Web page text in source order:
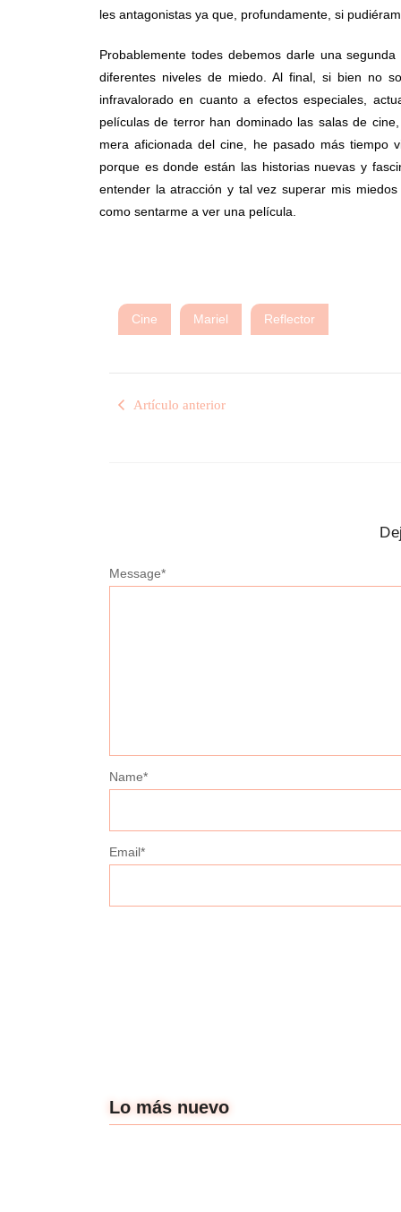
les antagonistas ya que, profundamente, si
Probablemente todes debemos darle una
diferentes niveles de miedo. Al final, si bien no
infravalorado en cuanto a efectos especiales,
películas de terror han dominado las salas de
mera aficionada del cine, he pasado más tiempo
porque es donde están las historias nuevas y
entender la atracción y tal vez superar mis
como sentarme a ver una película.
Cine Mariel Reflector
Artículo anterior
Message*
Name*
Email*
Lo más nuevo